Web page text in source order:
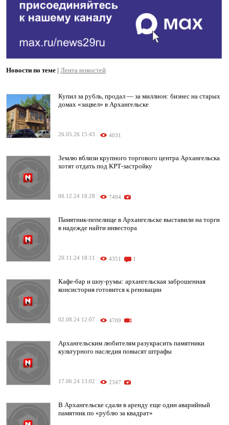
Новости по теме | Лента новостей
Купил за рубль, продал — за миллион: бизнес на старых
домах «зацвел» в Архангельске
26.05.26 15:43 4031
Землю вблизи крупного торгового центра Архангельска
хотят отдать под КРТ-застройку
06.12.24 18:28 7494
Памятник-пепелище в Архангельске выставили на торги
в надежде найти инвестора
20.11.24 18:11 4351 1
Кафе-бар и шоу-румы: архангельская заброшенная
консистория готовится к реновации
02.08.24 12:07 4709
Архангельским любителям разукрасить памятники
культурного наследия повысят штрафы
17.06.24 13:02 2347
В Архангельске сдали в аренду еще один аварийный
памятник по «рублю за квадрат»